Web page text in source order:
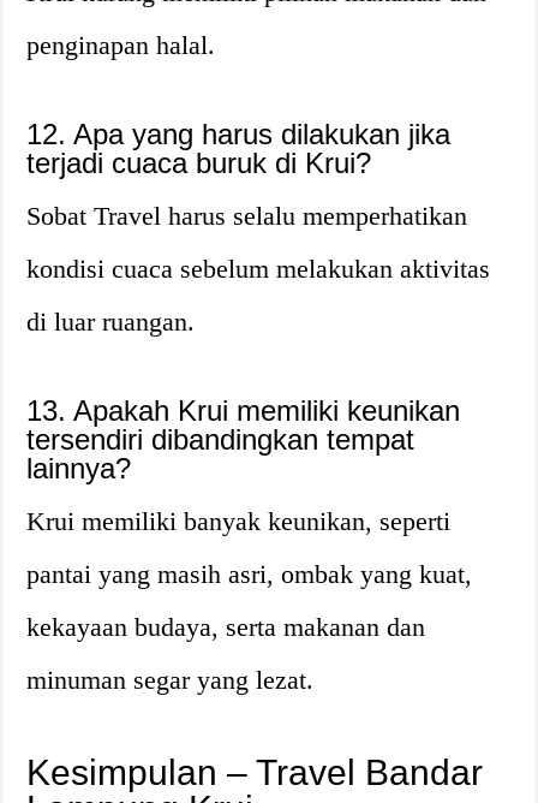
penginapan halal.
12. Apa yang harus dilakukan jika
terjadi cuaca buruk di Krui?
Sobat Travel harus selalu memperhatikan
kondisi cuaca sebelum melakukan aktivitas
di luar ruangan.
13. Apakah Krui memiliki keunikan
tersendiri dibandingkan tempat
lainnya?
Krui memiliki banyak keunikan, seperti
pantai yang masih asri, ombak yang kuat,
kekayaan budaya, serta makanan dan
minuman segar yang lezat.
Kesimpulan – Travel Bandar